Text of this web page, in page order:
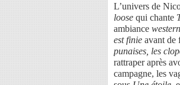
L’univers de
loose qui chante
ambiance western
est finie avant de
punaises, les
rattraper après
campagne, les